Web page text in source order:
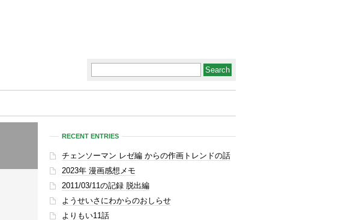
RECENT ENTRIES
チェンソーマン レゼ編 からの作画トレンドの話
2023年 漫画感想メモ
2011/03/11の記録 脱出編
ようせいさにわからのおしらせ
よりもい11話